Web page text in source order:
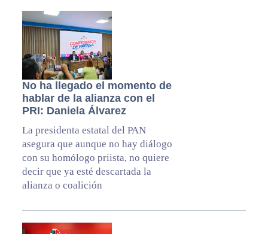
No ha llegado el momento de
hablar de la alianza con el
PRI: Daniela Álvarez
La presidenta estatal del PAN
asegura que aunque no hay diálogo
con su homólogo priista, no quiere
decir que ya esté descartada la
alianza o coalición